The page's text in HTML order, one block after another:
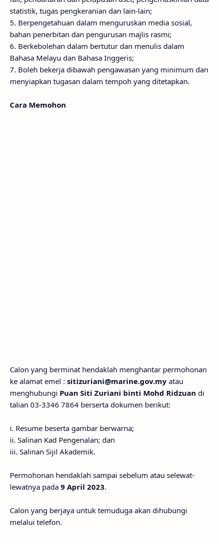
statistik, tugas pengkeranian dan lain-lain;
5. Berpengetahuan dalam menguruskan media sosial,
bahan penerbitan dan pengurusan majlis rasmi;
6. Berkebolehan dalam bertutur dan menulis dalam
Bahasa Melayu dan Bahasa Inggeris;
7. Boleh bekerja dibawah pengawasan yang minimum dan
menyiapkan tugasan dalam tempoh yang ditetapkan.
Cara Memohon
Calon yang berminat hendaklah menghantar permohonan
ke alamat emel : sitizuriani@marine.gov.my atau
menghubungi Puan Siti Zuriani binti Mohd Ridzuan di
talian 03-3346 7864 berserta dokumen berikut:
i. Resume beserta gambar berwarna;
ii. Salinan Kad Pengenalan; dan
iii. Salinan Sijil Akademik.
Permohonan hendaklah sampai sebelum atau selewat-
lewatnya pada 9 April 2023.
Calon yang berjaya untuk temuduga akan dihubungi
melalui telefon.